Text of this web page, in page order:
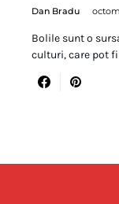
Dan Bradu
Bolile sunt o
culturi, care pot